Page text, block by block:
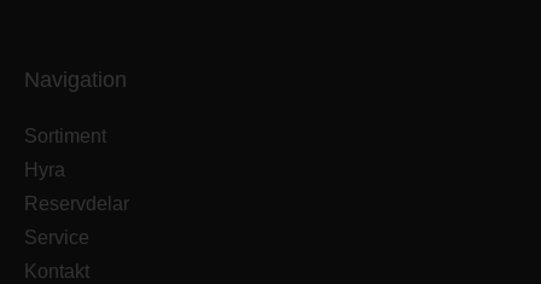
Navigation
Sortiment
Hyra
Reservdelar
Service
Kontakt